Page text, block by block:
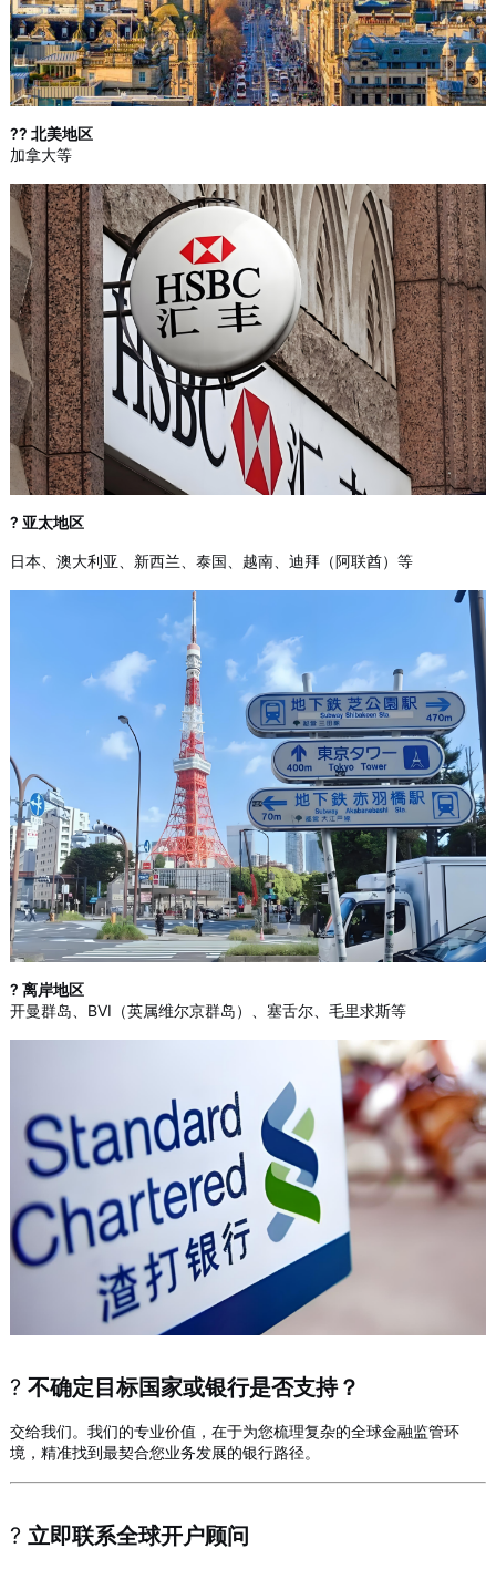
?? 北美地区
加拿大等
? 亚太地区
日本、澳大利亚、新西兰、泰国、越南、迪拜（阿联酋）等
?️ 离岸地区
开曼群岛、BVI（英属维尔京群岛）、塞舌尔、毛里求斯等
? 不确定目标国家或银行是否支持？
交给我们。我们的专业价值，在于为您梳理复杂的全球金融监管环
境，精准找到最契合您业务发展的银行路径。
? 立即联系全球开户顾问